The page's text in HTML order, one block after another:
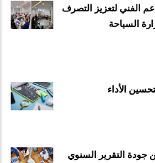
الفني لتعزيز التصرف
السياحة
الأداء
جودة التقرير السنوي